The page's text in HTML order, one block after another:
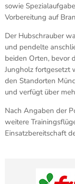
sowie
Vorbereitung auf
Der Hubschrauber
und pendelte
beiden Orten, bevor
Jungholz fortgesetzt
den Standorten
und verfügt über
Nach Angaben der
weitere
Einsatzbereitschaft